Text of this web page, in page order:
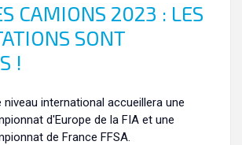
CAMIONS 2023 : LES
SONT
!
niveau international accueillera une
d'Europe de la FIA et une
de France FFSA.